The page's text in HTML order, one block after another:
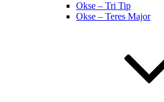
Okse – Tri Tip
Okse – Teres Major